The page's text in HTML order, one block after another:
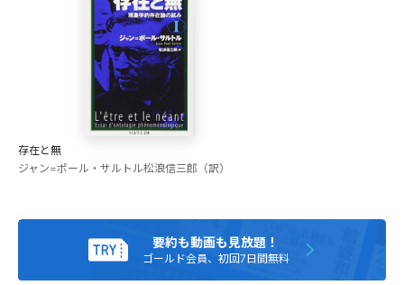
出演者
生方淳子
国士舘大学 政経学部教授。 １９５７年群馬県生まれ。哲学博
士。高等学校時代に『嘔吐』に出会って以来、一貫してサル
トル哲学を研究。並行して、EUや発達心理学などの研究も行
い、現代の具体的な問題にも向き合う。著書に『戦場の哲
学：『存在と無』に見るサルトルのレジスタンス』（法政大
学出版局）。
存在と無
ジャン=ポール・サルトル松浪信三郎（訳）
要約も動画も見放題！
ゴールド会員、初回7日間無料